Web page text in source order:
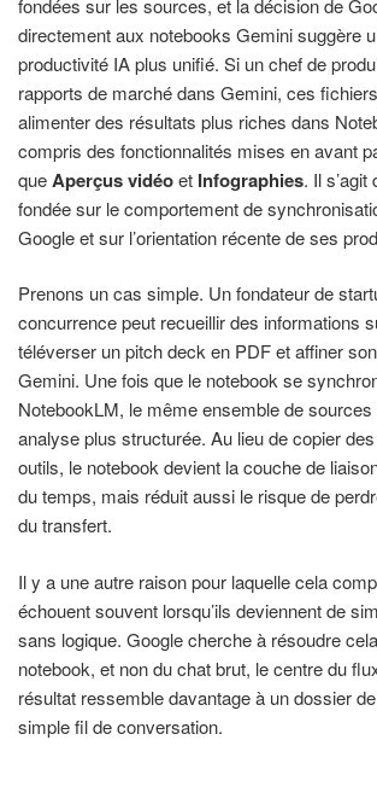
fondées sur les sources, et la décision de
directement aux notebooks Gemini suggère
productivité IA plus unifié. Si un chef de
rapports de marché dans Gemini, ces
alimenter des résultats plus riches dans
compris des fonctionnalités mises en avant
queAperçus vidéoet Infographies. Il s’agit
fondée sur le comportement de
Google et sur l’orientation récente de ses
Prenons un cas simple. Un fondateur de
concurrence peut recueillir des informations
téléverser un pitch deck en PDF et affiner
Gemini. Une fois que le notebook se
NotebookLM, le même ensemble de
analyse plus structurée. Au lieu de copier
outils, le notebook devient la couche de
du temps, mais réduit aussi le risque de
du transfert.
Il y a une autre raison pour laquelle cela
échouent souvent lorsqu’ils deviennent de
sans logique. Google cherche à résoudre
notebook, et non du chat brut, le centre du
résultat ressemble davantage à un dossier
simple fil de conversation.